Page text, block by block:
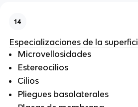
14
Especializaciones de la
Microvellosidades
Estereocilios
Cilios
Pliegues basolaterales